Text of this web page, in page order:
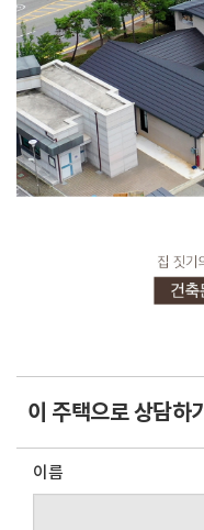
이 주택으로 상담하기
이름